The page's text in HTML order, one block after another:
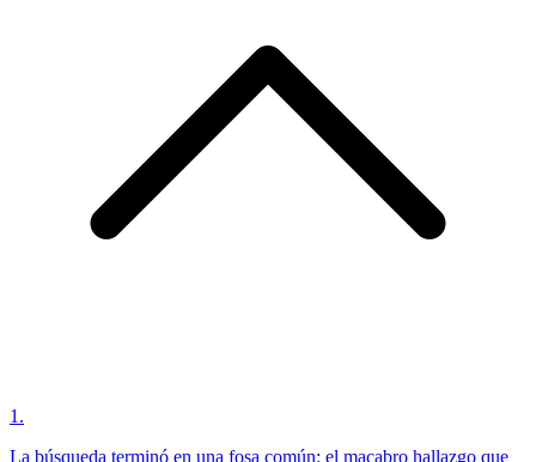
1 .
La búsqueda terminó en una fosa común: el macabro hallazgo que